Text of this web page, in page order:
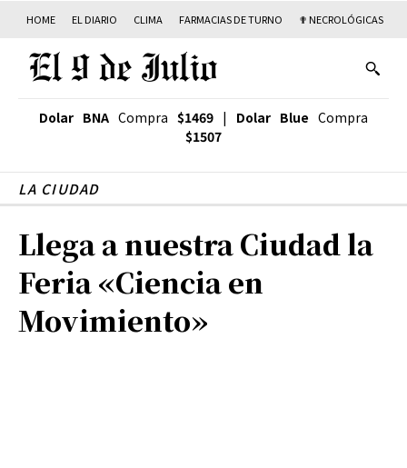
HOME EL DIARIO CLIMA FARMACIAS DE TURNO ✟ NECROLÓGICAS
Dolar BNA Compra $1469 | Dolar Blue Compra
$1507
LA CIUDAD
Llega a nuestra Ciudad la
Feria «Ciencia en
Movimiento»